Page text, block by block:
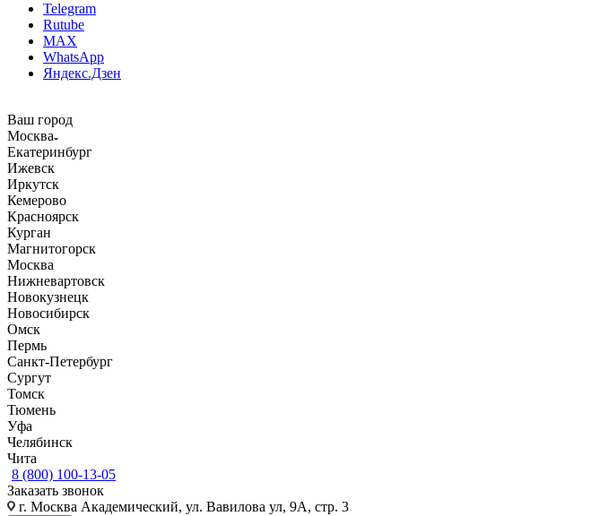
Telegram
Rutube
MAX
WhatsApp
Яндекс.Дзен
Ваш город
Москва
Екатеринбург
Ижевск
Иркутск
Кемерово
Красноярск
Курган
Магнитогорск
Москва
Нижневартовск
Новокузнецк
Новосибирск
Омск
Пермь
Санкт-Петербург
Сургут
Томск
Тюмень
Уфа
Челябинск
Чита
8 (800) 100-13-05
Заказать звонок
г. Москва Академический, ул. Вавилова ул, 9А, стр. 3